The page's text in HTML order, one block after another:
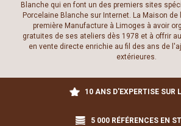
Blanche qui en font un des premiers sites
Porcelaine Blanche sur Internet. La Maison de
première Manufacture à Limoges à avoir
gratuites de ses ateliers dès 1978 et à offrir
en vente directe enrichie au fil des ans de
extérieures.
10 ANS D'EXPERTISE SUR
5 000 RÉFÉRENCES EN